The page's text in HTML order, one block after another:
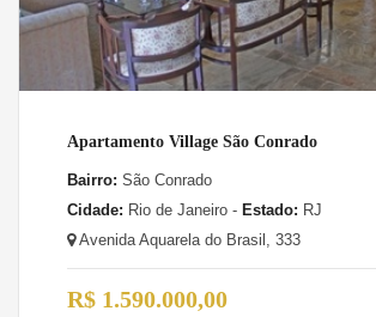
Apartamento Village São Conrado
Bairro: São Conrado
Cidade: Rio de Janeiro - Estado: RJ
Avenida Aquarela do Brasil, 333
R$ 1.590.000,00